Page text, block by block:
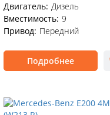
Двигатель: Дизель
Вместимость: 9
Привод: Передний
Подробнее